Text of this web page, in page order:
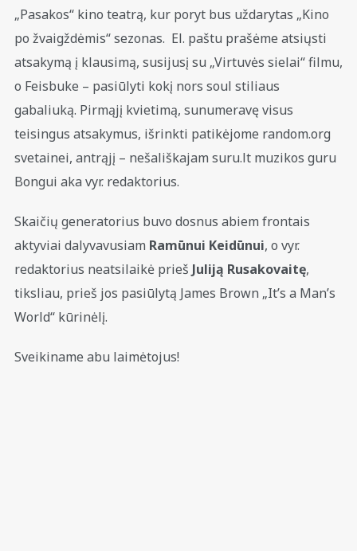
„Pasakos“ kino teatrą, kur poryt bus uždarytas „Kino
po žvaigždėmis“ sezonas. El. paštu prašėme atsiųsti
atsakymą į klausimą, susijusį su „Virtuvės sielai“ filmu,
o Feisbuke – pasiūlyti kokį nors soul stiliaus
gabaliuką. Pirmąjį kvietimą, sunumeravę visus
teisingus atsakymus, išrinkti patikėjome random.org
svetainei, antrąjį – nešališkajam suru.lt muzikos guru
Bongui aka vyr. redaktorius.
Skaičių generatorius buvo dosnus abiem frontais
aktyviai dalyvavusiam Ramūnui Keidūnui, o vyr.
redaktorius neatsilaikė prieš Juliją Rusakovaitę,
tiksliau, prieš jos pasiūlytą James Brown „It’s a Man’s
World“ kūrinėlį.
Sveikiname abu laimėtojus!